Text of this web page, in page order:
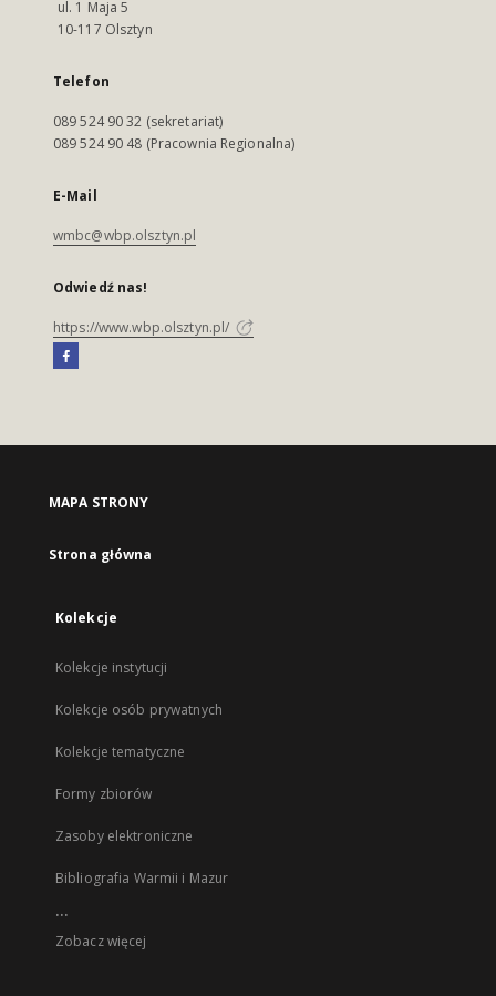
ul. 1 Maja 5
10-117 Olsztyn
Telefon
089 524 90 32 (sekretariat)
089 524 90 48 (Pracownia Regionalna)
E-Mail
wmbc@wbp.olsztyn.pl
Odwiedź nas!
https://www.wbp.olsztyn.pl/
MAPA STRONY
Strona główna
Kolekcje
Kolekcje instytucji
Kolekcje osób prywatnych
Kolekcje tematyczne
Formy zbiorów
Zasoby elektroniczne
Bibliografia Warmii i Mazur
...
Zobacz więcej